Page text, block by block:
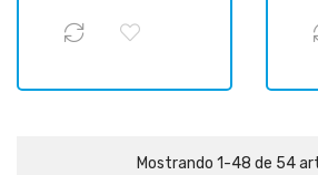
Mostrando 1-48 de 54